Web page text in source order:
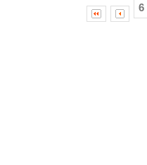
6